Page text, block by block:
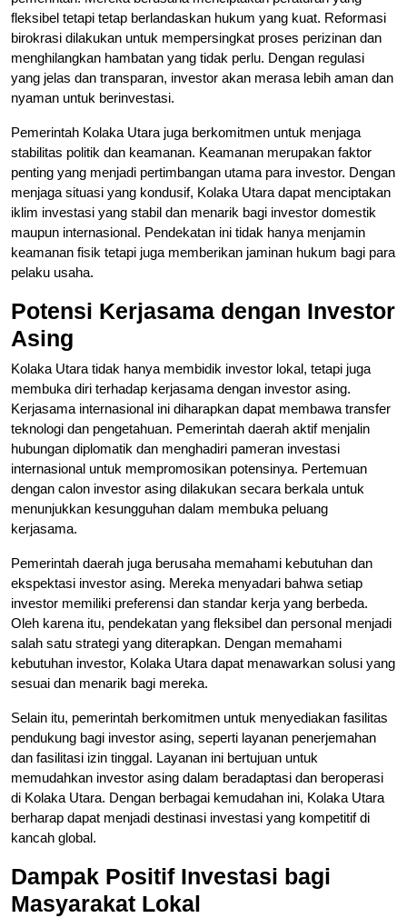
fleksibel tetapi tetap berlandaskan hukum yang kuat. Reformasi
birokrasi dilakukan untuk mempersingkat proses perizinan dan
menghilangkan hambatan yang tidak perlu. Dengan regulasi
yang jelas dan transparan, investor akan merasa lebih aman dan
nyaman untuk berinvestasi.
Pemerintah Kolaka Utara juga berkomitmen untuk menjaga
stabilitas politik dan keamanan. Keamanan merupakan faktor
penting yang menjadi pertimbangan utama para investor. Dengan
menjaga situasi yang kondusif, Kolaka Utara dapat menciptakan
iklim investasi yang stabil dan menarik bagi investor domestik
maupun internasional. Pendekatan ini tidak hanya menjamin
keamanan fisik tetapi juga memberikan jaminan hukum bagi para
pelaku usaha.
Potensi Kerjasama dengan Investor
Asing
Kolaka Utara tidak hanya membidik investor lokal, tetapi juga
membuka diri terhadap kerjasama dengan investor asing.
Kerjasama internasional ini diharapkan dapat membawa transfer
teknologi dan pengetahuan. Pemerintah daerah aktif menjalin
hubungan diplomatik dan menghadiri pameran investasi
internasional untuk mempromosikan potensinya. Pertemuan
dengan calon investor asing dilakukan secara berkala untuk
menunjukkan kesungguhan dalam membuka peluang
kerjasama.
Pemerintah daerah juga berusaha memahami kebutuhan dan
ekspektasi investor asing. Mereka menyadari bahwa setiap
investor memiliki preferensi dan standar kerja yang berbeda.
Oleh karena itu, pendekatan yang fleksibel dan personal menjadi
salah satu strategi yang diterapkan. Dengan memahami
kebutuhan investor, Kolaka Utara dapat menawarkan solusi yang
sesuai dan menarik bagi mereka.
Selain itu, pemerintah berkomitmen untuk menyediakan fasilitas
pendukung bagi investor asing, seperti layanan penerjemahan
dan fasilitasi izin tinggal. Layanan ini bertujuan untuk
memudahkan investor asing dalam beradaptasi dan beroperasi
di Kolaka Utara. Dengan berbagai kemudahan ini, Kolaka Utara
berharap dapat menjadi destinasi investasi yang kompetitif di
kancah global.
Dampak Positif Investasi bagi
Masyarakat Lokal